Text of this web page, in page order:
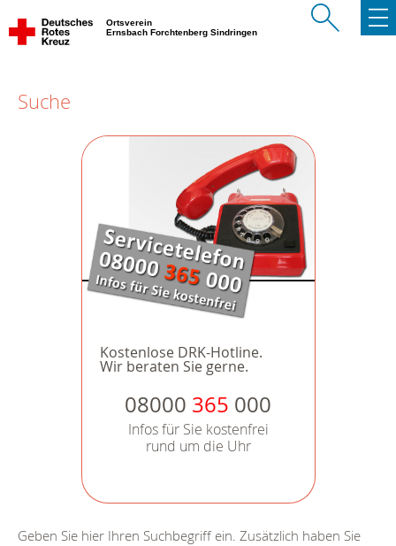
Ortsverein
Ernsbach Forchtenberg Sindringen
Suche
Kostenlose DRK-Hotline.
Wir beraten Sie gerne.
08000 365 000
Infos für Sie kostenfrei
rund um die Uhr
Geben Sie hier Ihren Suchbegriff ein. Zusätzlich haben Sie